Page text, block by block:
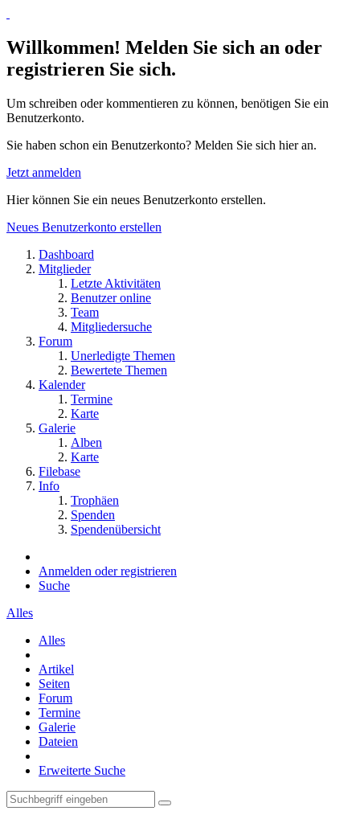
Willkommen! Melden Sie sich an oder
registrieren Sie sich.
Um schreiben oder kommentieren zu können, benötigen Sie ein
Benutzerkonto.
Sie haben schon ein Benutzerkonto? Melden Sie sich hier an.
Jetzt anmelden
Hier können Sie ein neues Benutzerkonto erstellen.
Neues Benutzerkonto erstellen
Dashboard
Mitglieder
Letzte Aktivitäten
Benutzer online
Team
Mitgliedersuche
Forum
Unerledigte Themen
Bewertete Themen
Kalender
Termine
Karte
Galerie
Alben
Karte
Filebase
Info
Trophäen
Spenden
Spendenübersicht
Anmelden oder registrieren
Suche
Alles
Alles
Artikel
Seiten
Forum
Termine
Galerie
Dateien
Erweiterte Suche